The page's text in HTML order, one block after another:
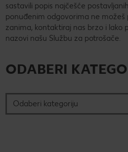
Partnerske pogodnosti
Skeniraj i osvoji!
Kaufland Card i P&G te
Svijet tema
Leksikon hrane
CRIVIT CHECK IT OUT
SILVERCREST
Sonax
Pronađi recept
Tematski recepti
Istaknuto
25 godina s tobom CHECK IT OUT
Održivost
Magazin održivosti
Online magazin
Kulinarski užici
Slobodno vrijeme
sastavili popis najčešće
ponuđenim odgovorima ne možeš
zanima, kontaktiraj nas brzo i lako
nazovi našu Službu za potrošače.
ODABERI